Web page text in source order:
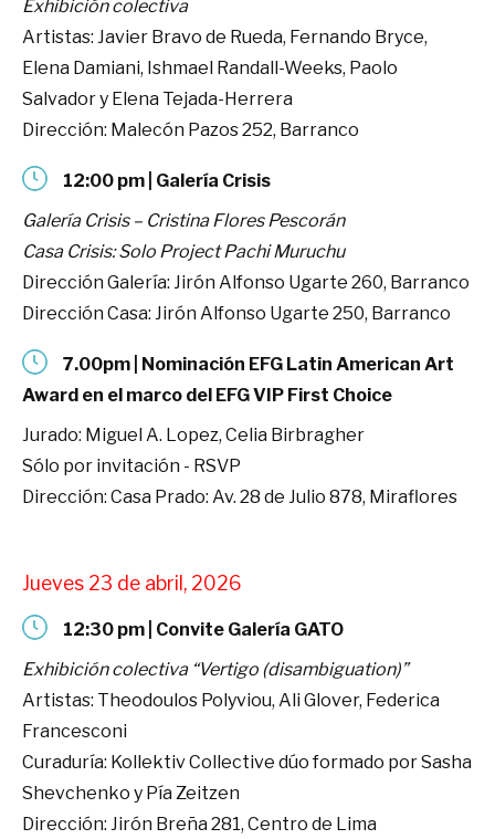
Exhibición colectiva
Artistas: Javier Bravo de Rueda, Fernando Bryce,
Elena Damiani, Ishmael Randall-Weeks, Paolo
Salvador y Elena Tejada-Herrera
Dirección: Malecón Pazos 252, Barranco
12:00 pm | Galería Crisis
Galería Crisis – Cristina Flores Pescorán
Casa Crisis: Solo Project Pachi Muruchu
Dirección Galería: Jirón Alfonso Ugarte 260, Barranco
Dirección Casa: Jirón Alfonso Ugarte 250, Barranco
7.00pm | Nominación EFG Latin American Art
Award en el marco del EFG VIP First Choice
Jurado: Miguel A. Lopez, Celia Birbragher
Sólo por invitación - RSVP
Dirección: Casa Prado: Av. 28 de Julio 878, Miraflores
Jueves 23 de abril, 2026
12:30 pm | Convite Galería GATO
Exhibición colectiva “Vertigo (disambiguation)”
Artistas: Theodoulos Polyviou, Ali Glover, Federica
Francesconi
Curaduría: Kollektiv Collective dúo formado por Sasha
Shevchenko y Pía Zeitzen
Dirección: Jirón Breña 281, Centro de Lima